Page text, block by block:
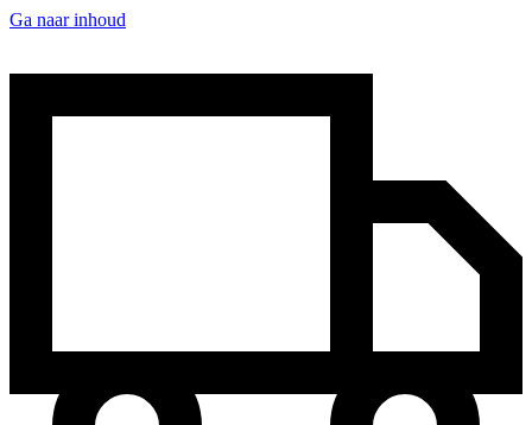
Ga naar inhoud